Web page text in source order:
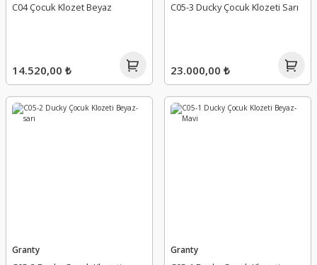
C04 Çocuk Klozet Beyaz
14.520,00 ₺
C05-3 Ducky Çocuk Klozeti Sarı
23.000,00 ₺
Granty Granty